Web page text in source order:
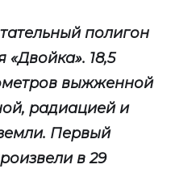
полигон
18,5
выжженной
радиацией и
Первый
в 29